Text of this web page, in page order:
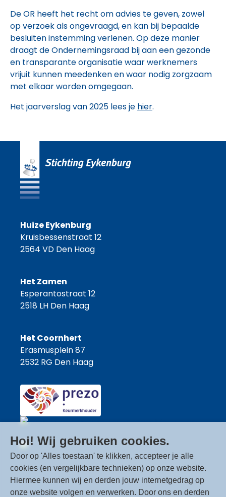
Hoi! Wij gebruiken cookies.
Door op 'Alles toestaan' te klikken, accepteer je alle
cookies (en vergelijkbare technieken) op onze website.
Hiermee kunnen wij en derden jouw internetgedrag op
onze website volgen en verwerken. Door ons en derden
De OR heeft het recht om advies te geven, zowel
op verzoek als ongevraagd, en kan bij bepaalde
besluiten instemming verlenen. Op deze manier
draagt de Ondernemingsraad bij aan een gezonde
en transparante organisatie waar werknemers
vrijuit kunnen meedenken en waar nodig zorgzaam
met elkaar worden omgegaan.
Het jaarverslag van 2025 lees je hier.
Huize Eykenburg
Kruisbessenstraat 12
2564 VD Den Haag
Het Zamen
Esperantostraat 12
2518 LH Den Haag
Het Coornhert
Erasmusplein 87
2532 RG Den Haag
Stichting Eykenburgis gewaardeerd op
ZorgkaartNederland.
Bekijk alle waarderingenofplaats een